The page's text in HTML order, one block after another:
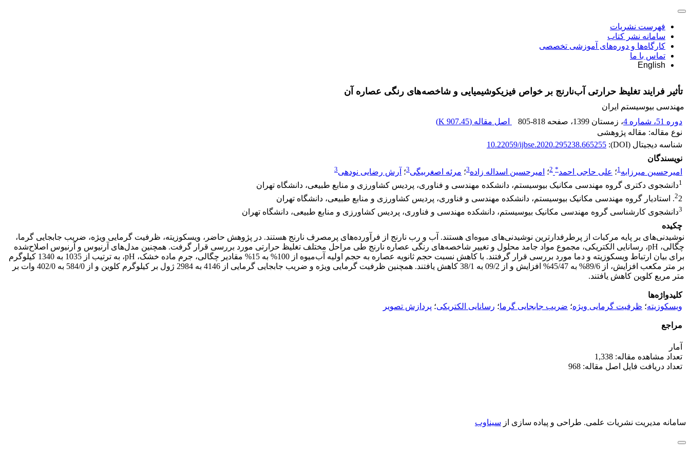
فهرست نشریات
سامانه نشر کتاب
کارگاه‌ها و دوره‌های آموزشی تخصصی
تماس با ما
English
تأثیر فرایند تغلیظ حرارتی آب‌نارنج بر خواص فیزیکوشیمیایی و شاخصه‌های رنگی عصاره آن
مهندسی بیوسیستم ایران
دوره 51، شماره 4
، زمستان 1399 ، صفحه 805-818 اصل مقاله (907.45 K
)
نوع مقاله: مقاله پژوهشی
شناسه دیجیتال (DOI):
10.22059/ijbse.2020.295238.665255
نویسندگان
امیرحسین میرزابه1؛ علی حاجی احمد*
2؛ امیرحسین اسداله زاده3؛ مرئه اصغربیگی3؛ آرش رضایی نودهی3
1دانشجوی دکتری گروه مهندسی مکانیک بیوسیستم، دانشکده مهندسی و فناوری، پردیس کشاورزی و منابع طبیعی، دانشگاه تهران
22. استادیار گروه مهندسی مکانیک بیوسیستم، دانشکده مهندسی و فناوری، پردیس کشاورزی و منابع طبیعی، دانشگاه تهران
3دانشجوی کارشناسی گروه مهندسی مکانیک بیوسیستم، دانشکده مهندسی و فناوری، پردیس کشاورزی و منابع طبیعی، دانشگاه تهران
چکیده
نوشیدنی‌های بر پایه مرکبات از پرطرفدارترین نوشیدنی‌های میوه‌ای هستند. آب و رب ‌نارنج از فرآورده‌های پرمصرف نارنج هستند. در پژوهش حاضر، ویسکوزیته، ظرفیت گرمایی ویژه، ضریب جابجایی گرما،
چگالی، pH، رسانایی الکتریکی، مجموع مواد جامد محلول و تغییر شاخصه‌های رنگی عصاره نارنج طی مراحل مختلف تغلیظ حرارتی مورد بررسی قرار گرفت. همچنین مدل‌های آرنیوس و آرنیوس اصلاح‌شده
برای بیان ارتباط ویسکوزیته و دما مورد بررسی قرار گرفتند. با کاهش نسبت حجم ثانویه عصاره به حجم اولیه آب‌میوه از 100% به 15% مقادیر چگالی، جرم ماده خشک، pH، به ترتیب از 1035 به 1340 کیلوگرم
بر متر مکعب افزایش، از 89/6% به 45/47% افزایش و از 09/2 به 38/1 کاهش یافتند. همچنین ظرفیت گرمایی ویژه و ضریب جابجایی گرمایی از 4146 به 2984 ژول بر کیلوگرم کلوین و از 584/0 به 402/0 وات بر
متر مربع کلوین کاهش یافتند.
کلیدواژه‌ها
ویسکوزیته؛ ظرفیت گرمایی ویژه؛ ضریب جابجایی گرما؛ رسانایی الکتریکی؛ پردازش تصویر
مراجع
آمار
تعداد مشاهده مقاله: 1,338
تعداد دریافت فایل اصل مقاله: 968
سامانه مدیریت نشریات علمی. طراحی و پیاده سازی از سیناوب